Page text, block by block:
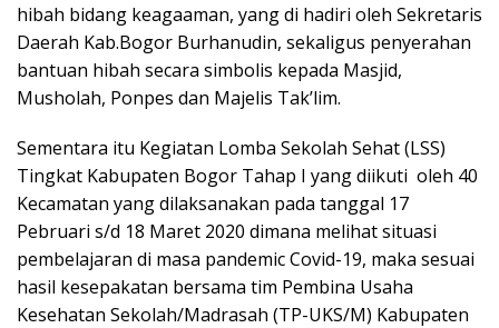
hibah bidang keagaaman, yang di hadiri oleh Sekretaris
Daerah Kab.Bogor Burhanudin, sekaligus penyerahan
bantuan hibah secara simbolis kepada Masjid,
Musholah, Ponpes dan Majelis Tak’lim.
Sementara itu Kegiatan Lomba Sekolah Sehat (LSS)
Tingkat Kabupaten Bogor Tahap I yang diikuti oleh 40
Kecamatan yang dilaksanakan pada tanggal 17
Pebruari s/d 18 Maret 2020 dimana melihat situasi
pembelajaran di masa pandemic Covid-19, maka sesuai
hasil kesepakatan bersama tim Pembina Usaha
Kesehatan Sekolah/Madrasah (TP-UKS/M) Kabupaten